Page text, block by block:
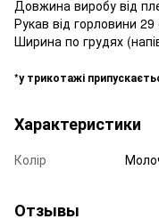
Довжина виробу від
Рукав від горловини
Ширина по грудях
*у трикотажі
Характеристики
Колір
Отзывы